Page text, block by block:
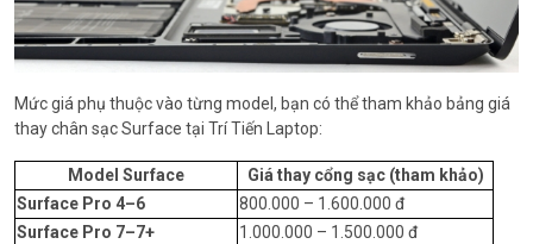
Mức giá phụ thuộc vào từng model, bạn có thể tham khảo bảng giá
thay chân sạc Surface tại Trí Tiến Laptop:
Model Surface
Giá thay cổng sạc (tham khảo)
Surface Pro 4–6
800.000 – 1.600.000 đ
Surface Pro 7–7+
1.000.000 – 1.500.000 đ